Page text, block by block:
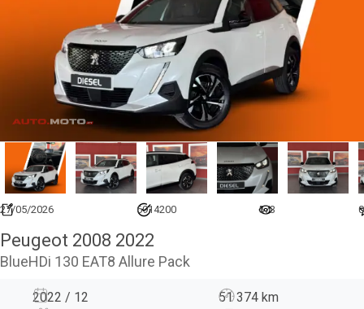
27/05/2026 6914200 573 0
Peugeot 2008 2022
BlueHDi 130 EAT8 Allure Pack
2022 / 12
51 374 km